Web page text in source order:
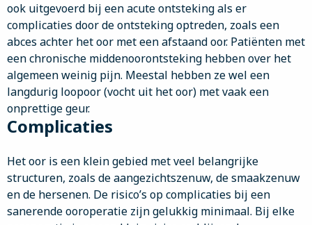
ook uitgevoerd bij een acute ontsteking als er
complicaties door de ontsteking optreden, zoals een
abces achter het oor met een afstaand oor. Patiënten met
een chronische middenoorontsteking hebben over het
algemeen weinig pijn. Meestal hebben ze wel een
langdurig loopoor (vocht uit het oor) met vaak een
onprettige geur.
Complicaties
Het oor is een klein gebied met veel belangrijke
structuren, zoals de aangezichtszenuw, de smaakzenuw
en de hersenen. De risico’s op complicaties bij een
sanerende ooroperatie zijn gelukkig minimaal. Bij elke